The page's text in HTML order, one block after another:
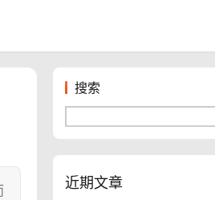
搜索
近期文章